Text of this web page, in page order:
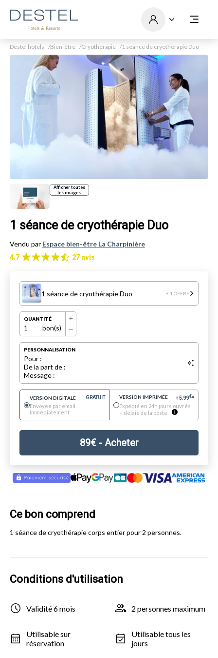
Destel hotels Bien-être Cryothérapie 1 séance de cryothérapie Duo
Afficher toutes
les images
1 séance de cryothérapie Duo
Vendu par Espace bien-être La Charpinière
4.7
27 avis
1 séance de cryothérapie Duo + 1 OFFRE
QUANTITÉ
1 bon(s)
PERSONNALISATION
Pour :
De la part de :
Message :
VERSION DIGITALE GRATUIT
Envoyée par email
immédiatement
VERSION IMPRIMÉE +5.99€*
Expédié en 24h jours ouvrés
+ délais de la poste.
89€- Acheter
Ce bon comprend
1 séance de cryothérapie corps entier pour 2 personnes.
Conditions d'utilisation
Validité 6 mois 2 personnes maximum
Utilisable sur
réservation
Utilisable tous les
jours